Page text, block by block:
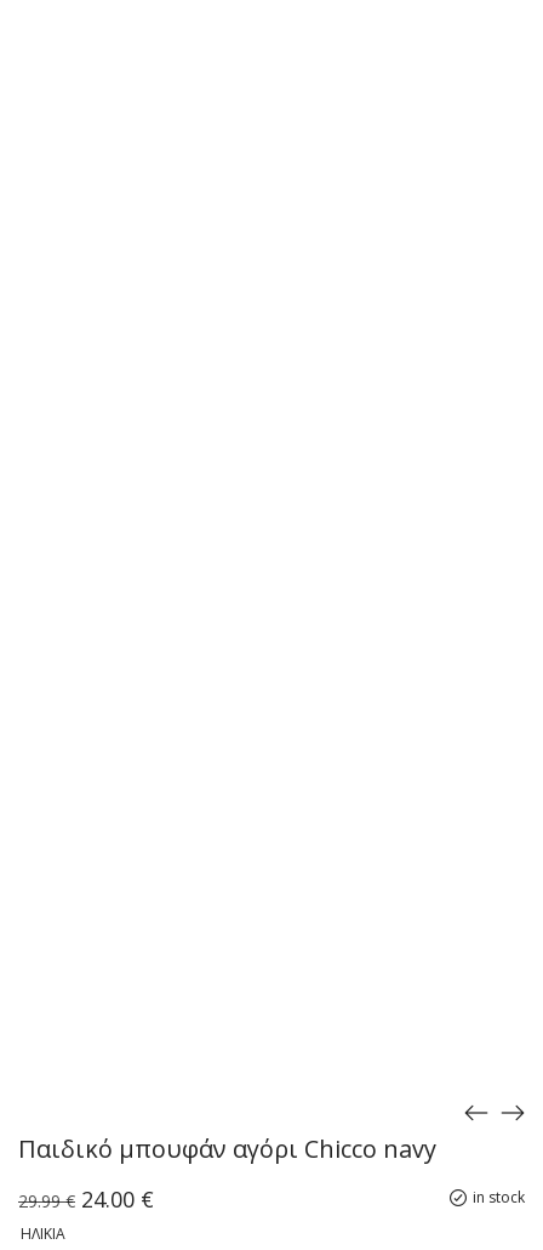
Παιδικό μπουφάν αγόρι Chicco navy
in stock
29.99€ Original
24.00 €
ΗΛΙΚΊΑ